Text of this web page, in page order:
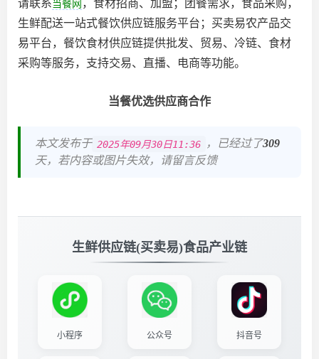
请联系当餐网 ，食材招商、加盟；团餐需求，食品采购，
生鲜配送一站式餐饮供应链服务平台；买卖易农产品交
易平台，餐饮食材供应链提供批发、贸易、冷链、食材
采购等服务，支持交易、直播、电商等功能。
当餐优选供应商合作
本文发布于 2025年09月30日11:36 ，已经过了309
天，若内容或图片失效，请留言反馈
生鲜供应链(买卖易)食品产业链
小程序 公众号 抖音号